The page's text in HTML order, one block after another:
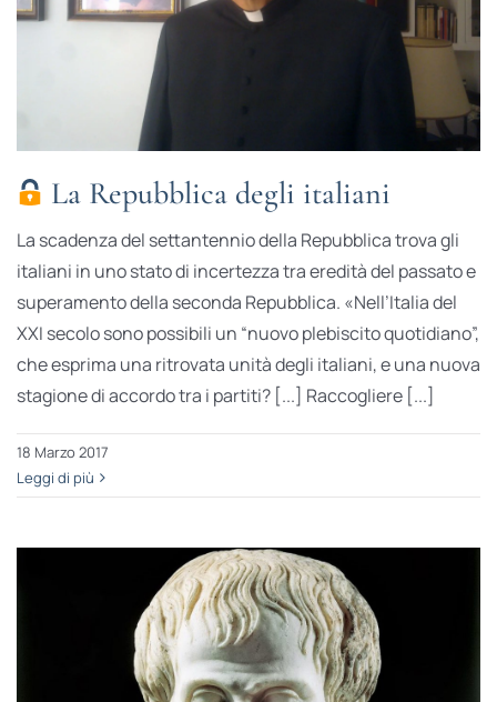
La Repubblica degli italiani
La scadenza del settantennio della Repubblica trova gli
italiani in uno stato di incertezza tra eredità del passato e
superamento della seconda Repubblica. «Nell’Italia del
XXI secolo sono possibili un “nuovo plebiscito quotidiano”,
che esprima una ritrovata unità degli italiani, e una nuova
stagione di accordo tra i partiti? [...] Raccogliere [...]
18 Marzo 2017
Leggi di più